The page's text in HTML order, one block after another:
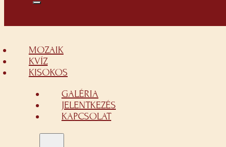
MOZAIK
KVÍZ
KISOKOS
GALÉRIA
JELENTKEZÉS
KAPCSOLAT